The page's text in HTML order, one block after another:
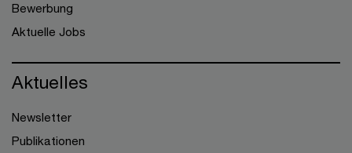
Bewerbung
Aktuelle Jobs
Aktuelles
Newsletter
Publikationen